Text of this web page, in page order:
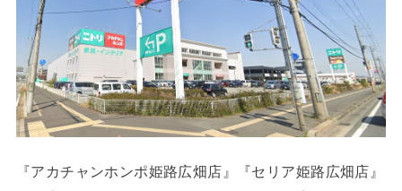
『アカチャンホンポ姫路広畑店』『セリア姫路広畑店』